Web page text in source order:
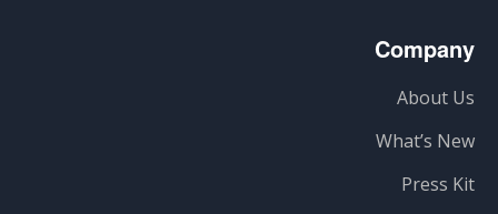
Company
About Us
What’s New
Press Kit